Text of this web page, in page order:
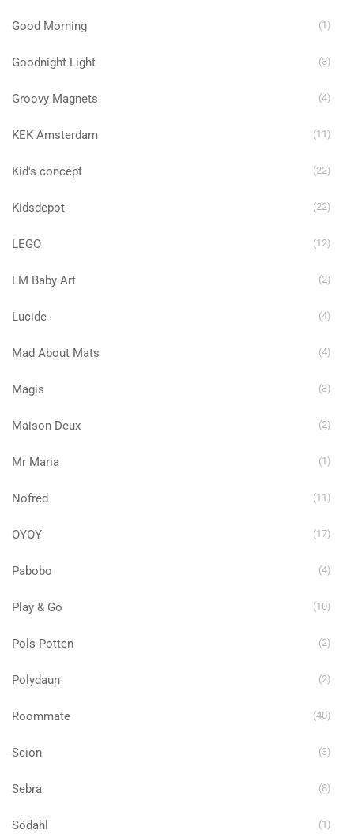
Good Morning (1)
Goodnight Light (3)
Groovy Magnets (4)
KEK Amsterdam (11)
Kid's concept (22)
Kidsdepot (22)
LEGO (12)
LM Baby Art (2)
Lucide (4)
Mad About Mats (4)
Magis (3)
Maison Deux (2)
Mr Maria (1)
Nofred (11)
OYOY (17)
Pabobo (4)
Play & Go (10)
Pols Potten (2)
Polydaun (2)
Roommate (40)
Scion (3)
Sebra (8)
Södahl (1)